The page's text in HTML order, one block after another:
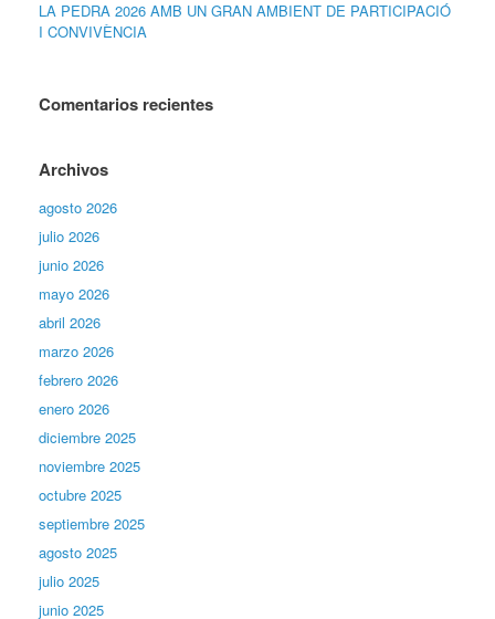
LA PEDRA 2026 AMB UN GRAN AMBIENT DE PARTICIPACIÓ
I CONVIVÈNCIA
Comentarios recientes
Archivos
agosto 2026
julio 2026
junio 2026
mayo 2026
abril 2026
marzo 2026
febrero 2026
enero 2026
diciembre 2025
noviembre 2025
octubre 2025
septiembre 2025
agosto 2025
julio 2025
junio 2025